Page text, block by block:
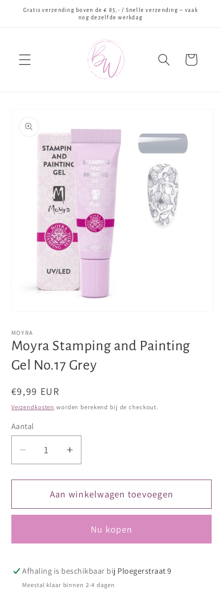
naar de
Gratis verzending boven de € 85,- / Snelle verzending – vaak
nog dezelfde werkdag
Winkelwagen
openen
in
modaal
MOYRA
Moyra Stamping and Painting
Gel No.17 Grey
Normale
prijs
€9,99 EUR
Verzendkosten worden berekend bij de checkout.
Aantal
Aantal
verlagen
voor
Moyra
Stamping
Gel
Grey
Aantal
verhogen
voor
Moyra
Stamping
Painting
Gel
Grey
Aan winkelwagen toevoegen
Nu kopen
Afhaling is beschikbaar bij Ploegerstraat 9
Meestal klaar binnen 2-4 dagen